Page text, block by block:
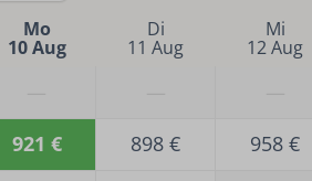
Mo
10 Aug
Di
11 Aug
Mi
12 Aug
921 € 898 € 958 €